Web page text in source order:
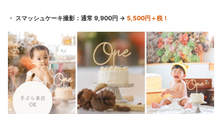
・ スマッシュケーキ撮影：通常 9,900円 → 5,500円＋税！